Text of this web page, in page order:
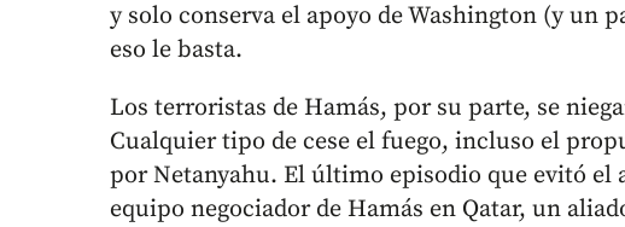
y solo conserva el apoyo de Washington (y un
eso le basta.
Los terroristas de Hamás, por su parte, se
Cualquier tipo de cese el fuego, incluso el
por Netanyahu. El último episodio que evitó el
equipo negociador de Hamás en Qatar, un